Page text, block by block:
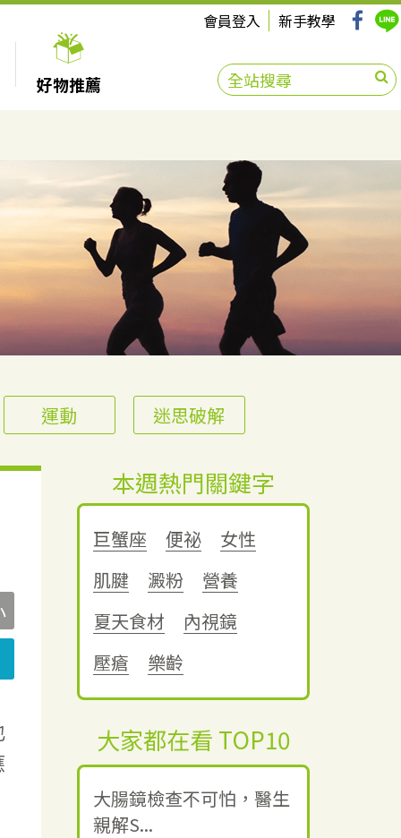
會員登入 新手教學
好物推薦
運動 迷思破解
本週熱門關鍵字
巨蟹座 便祕
女性
肌腱
澱粉
營養
夏天食材
內視鏡
壓瘡
樂齡
大家都在看 TOP10
大腸鏡檢查不可怕，醫生
親解S...